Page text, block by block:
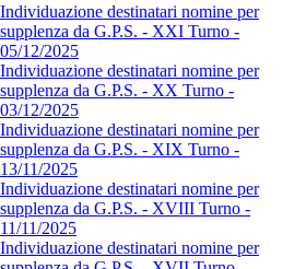
Individuazione destinatari nomine per
supplenza da G.P.S. - XXI Turno -
05/12/2025
Individuazione destinatari nomine per
supplenza da G.P.S. - XX Turno -
03/12/2025
Individuazione destinatari nomine per
supplenza da G.P.S. - XIX Turno -
13/11/2025
Individuazione destinatari nomine per
supplenza da G.P.S. - XVIII Turno -
11/11/2025
Individuazione destinatari nomine per